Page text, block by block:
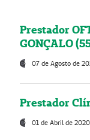
Prestador
GONÇALO
07 de Agosto de
Prestador
01 de Abril de 2020